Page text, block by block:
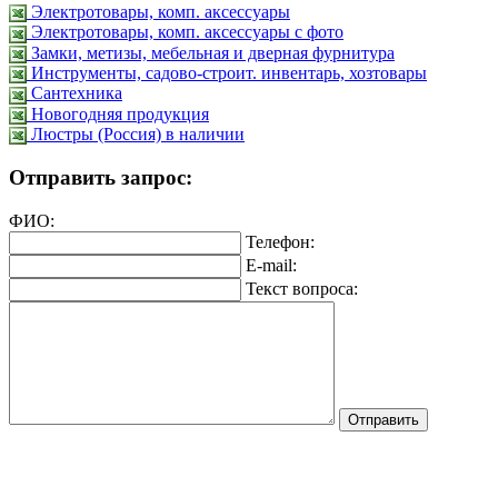
Электротовары, комп. аксессуары
Электротовары, комп. аксессуары с фото
Замки, метизы, мебельная и дверная фурнитура
Инструменты, садово-строит. инвентарь, хозтовары
Сантехника
Новогодняя продукция
Люстры (Россия) в наличии
Отправить запрос:
ФИО:
Телефон:
E-mail:
Текст вопроса: